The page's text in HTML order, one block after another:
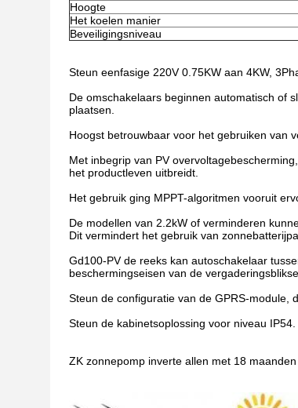
Hoogte
Het koelen manier
Beveiligingsniveau
Steun eenfasige 220V 0.75KW aan 4KW,
De omschakelaars beginnen automatisch of
plaatsen.
Hoogst betrouwbaar voor het gebruiken van
Met inbegrip van PV
het productleven uitbreidt.
Het gebruik ging MPPT-algoritmen vooruit
De modellen van 2.2kW of verminderen
Dit vermindert het gebruik van
Gd100-PV de reeks kan autoschakelaar
beschermingseisen van de
Steun de configuratie van de GPRS-module,
Steun de kabinetsoplossing voor niveau IP54.
ZK zonnepomp inverte allen met 18